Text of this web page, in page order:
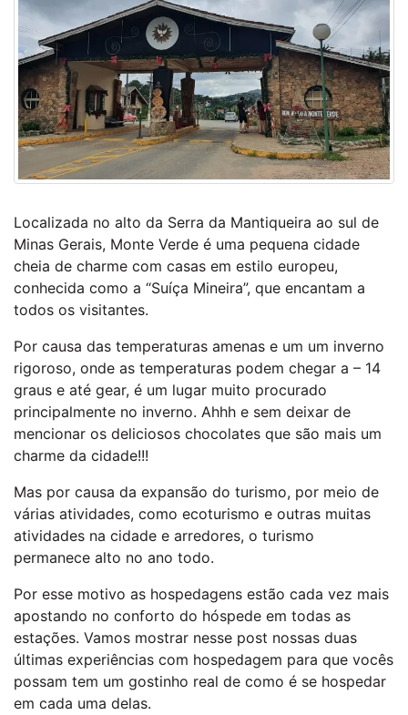
Localizada no alto da Serra da Mantiqueira ao sul de
Minas Gerais, Monte Verde é uma pequena cidade
cheia de charme com casas em estilo europeu,
conhecida como a “Suíça Mineira”, que encantam a
todos os visitantes.
Por causa das temperaturas amenas e um um inverno
rigoroso, onde as temperaturas podem chegar a – 14
graus e até gear, é um lugar muito procurado
principalmente no inverno. Ahhh e sem deixar de
mencionar os deliciosos chocolates que são mais um
charme da cidade!!!
Mas por causa da expansão do turismo, por meio de
várias atividades, como ecoturismo e outras muitas
atividades na cidade e arredores, o turismo
permanece alto no ano todo.
Por esse motivo as hospedagens estão cada vez mais
apostando no conforto do hóspede em todas as
estações. Vamos mostrar nesse post nossas duas
últimas experiências com hospedagem para que vocês
possam tem um gostinho real de como é se hospedar
em cada uma delas.